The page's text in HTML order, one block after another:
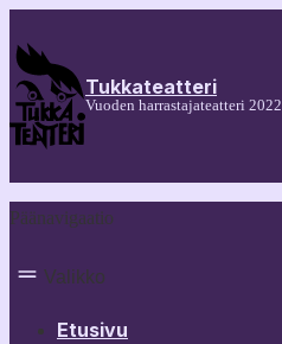
Tukkateatteri
Vuoden harrastajateatteri 2022
Päänavigaatio
Valikko
Etusivu